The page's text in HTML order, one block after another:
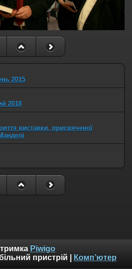
2015
2018
виставки, присвяченої
Piwigo
пристрій Комп’ютер